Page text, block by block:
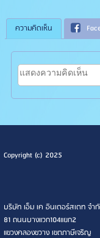
ความคิดเห็น
Copyright (c) 2025
บริษัท เอ็ม เค อินเตอร์สเตท จำ
81 ถนนบางแวก104แยก2
แขวงคลองขวาง เขตภาษีเจริญ